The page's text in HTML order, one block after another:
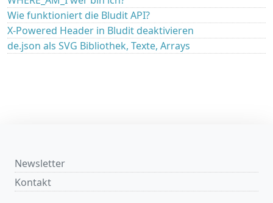
Wie funktioniert die Bludit API?
X-Powered Header in Bludit deaktivieren
de.json als SVG Bibliothek, Texte, Arrays
Newsletter
Kontakt